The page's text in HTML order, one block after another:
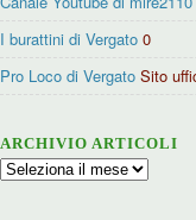
I burattini di Vergato 0
Pro Loco di Vergato Sito
ARCHIVIO ARTICOLI
Archivio